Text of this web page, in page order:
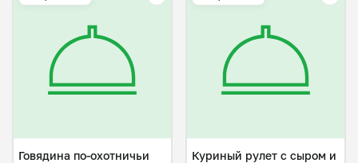
Говядина по-охотничьи
Куриный рулет с сыром и